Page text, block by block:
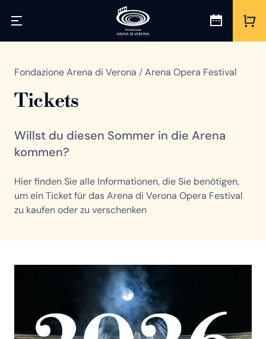
Fondazione Arena di Verona /Arena Opera Festival
Tickets
Willst du diesen Sommer in die Arena
kommen?
Hier finden Sie alle Informationen, die Sie benötigen,
um ein Ticket für das Arena di Verona Opera Festival
zu kaufen oder zu verschenken